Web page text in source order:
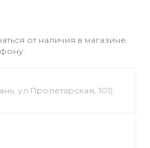
от наличия в магазине.
ул.Пролетарская, 101)